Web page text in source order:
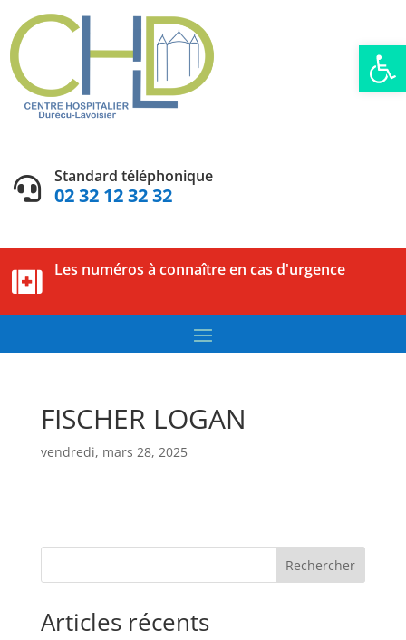
Ouvrir
 Standard téléphonique
02 32 12 32 32
 Les numéros à connaître en cas d'urgence
FISCHER LOGAN
vendredi, mars 28, 2025
Rechercher
Articles récents